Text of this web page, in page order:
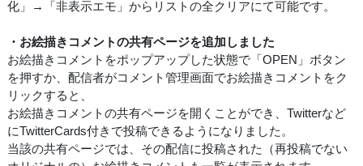
化」→「非表示エモ」からリストの全クリアにて可能です。
・お絵描きコメントの共有ページを追加しました
お絵描きコメントをポップアップした状態で「OPEN」ボタン
を押すか、配信者がコメント管理画面でお絵描きコメントをク
リックすると、
お絵描きコメントの共有ページを開くことができ、Twitterなど
にTwitterCards付きで投稿できるようになりました。
当該の共有ページでは、その配信に投稿された（再投稿でない